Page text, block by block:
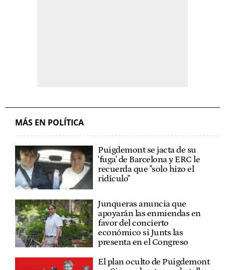
MÁS EN POLÍTICA
Puigdemont se jacta de su
'fuga' de Barcelona y ERC le
recuerda que "solo hizo el
ridículo"
Junqueras anuncia que
apoyarán las enmiendas en
favor del concierto
económico si Junts las
presenta en el Congreso
El plan oculto de Puigdemont